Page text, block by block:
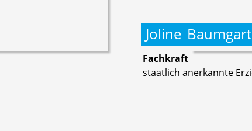
Joline
Fachkraft
staatlich anerkannte